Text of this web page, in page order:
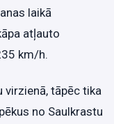
laikā
atļauto
km/h.
virzienā, tāpēc tika
no Saulkrastu